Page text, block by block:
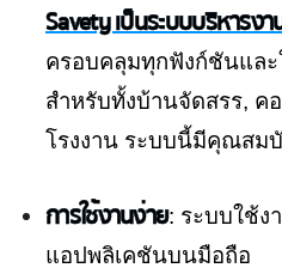
Savety เป็นระบบบริหาร
ครอบคลุมทุกฟังก์ชันและ
สำหรับทั้งบ้านจัดสรร, ค
โรงงาน ระบบนี้มีคุณสม
การใช้งานง่าย: ระบบใช้ง
แอปพลิเคชันบนมือถือ